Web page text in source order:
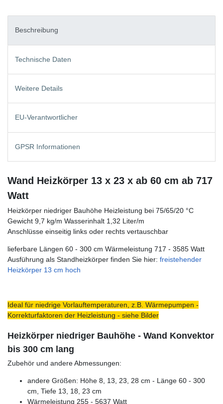
Beschreibung
Technische Daten
Weitere Details
EU-Verantwortlicher
GPSR Informationen
Wand Heizkörper 13 x 23 x ab 60 cm ab 717
Watt
Heizkörper niedriger Bauhöhe Heizleistung bei 75/65/20 °C
Gewicht 9,7 kg/m Wasserinhalt 1,32 Liter/m
Anschlüsse einseitig links oder rechts vertauschbar
lieferbare Längen 60 - 300 cm Wärmeleistung 717 - 3585 Watt
Ausführung als Standheizkörper finden Sie hier: freistehender
Heizkörper 13 cm hoch
Ideal für niedrige Vorlauftemperaturen, z.B. Wärmepumpen -
Korrekturfaktoren der Heizleistung - siehe Bilder
Heizkörper niedriger Bauhöhe - Wand Konvektor
bis 300 cm lang
Zubehör und andere Abmessungen:
andere Größen: Höhe 8, 13, 23, 28 cm - Länge 60 - 300
cm, Tiefe 13, 18, 23 cm
Wärmeleistung 255 - 5637 Watt